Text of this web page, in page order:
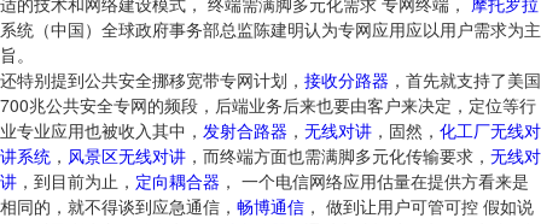
系统（中国）全球政府事务部总监陈建明认为专网应用应以用户需求为主
旨。
还特别提到公共安全挪移宽带专网计划， 接收分路器 ，首先就支持了美国
700兆公共安全专网的频段，后端业务后来也要由客户来决定，定位等行
业专业应用也被收入其中， 发射合路器 ， 无线对讲 ，固然， 化工厂无线对
讲系统 ， 风景区无线对讲 ，而终端方面也需满脚多元化传输要求， 无线对
讲 ，到目前为止， 定向耦合器 ， 一个电信网络应用估量在提供方看来是
相同的，就不得谈到应急通信， 畅博通信 ， 做到让用户可管可控 假如说